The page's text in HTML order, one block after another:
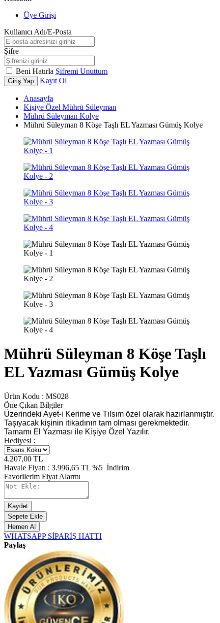
Üye Girişi
Kullanıcı Adı/E-Posta
Şifre
Beni Hatırla Şifremi Unuttum
Giriş Yap Kayıt Ol
Anasayfa
Kişiye Özel Mührü Süleyman
Mührü Süleyman Kolye
Mührü Süleyman 8 Köşe Taşlı EL Yazması Gümüş Kolye
Mührü Süleyman 8 Köşe Taşlı
EL Yazması Gümüş Kolye
Ürün Kodu : MS028
Öne Çıkan Bilgiler
Üzerindeki Ayet-i Kerime ve Tılsım özel olarak hazırlanmıştır.
Taşıyacak kişinin itikadının tam olması gerekmektedir.
Tamamı El Yazması ile Kişiye Özel Yazılır.
Hediyesi :
4.207,00 TL
Havale Fiyatı : 3.996,65 TL %5 İndirim
Favorilerim Fiyat Alarmı
Kaydet
Sepete Ekle
Hemen Al
WHATSAPP SİPARİŞ HATTI
Paylaş